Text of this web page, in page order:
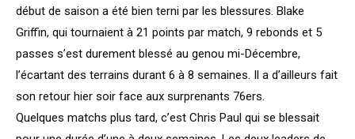
début de saison a été bien terni par les blessures. Blake
Griffin, qui tournaient à 21 points par match, 9 rebonds et 5
passes s’est durement blessé au genou mi-Décembre,
l’écartant des terrains durant 6 à 8 semaines. Il a d’ailleurs fait
son retour hier soir face aux surprenants 76ers.
Quelques matchs plus tard, c’est Chris Paul qui se blessait